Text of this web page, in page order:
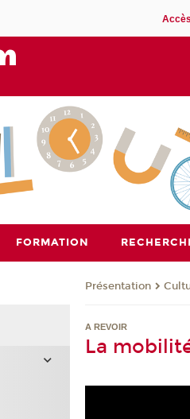
FORMATION
Présentation
A REVOIR
La